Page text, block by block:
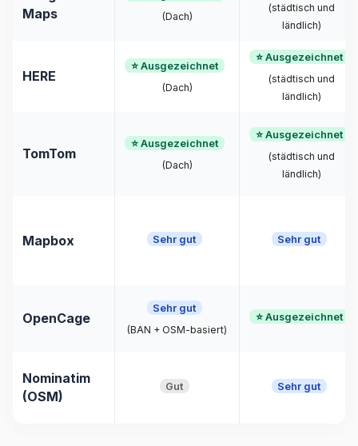
Maps
(Dach)
(städtisch und
ländlich)
HERE
⭐ Ausgezeichnet
(Dach)
⭐ Ausgezeichnet
(städtisch und
ländlich)
TomTom
⭐ Ausgezeichnet
(Dach)
⭐ Ausgezeichnet
(städtisch und
ländlich)
Mapbox Sehr gut Sehr gut
OpenCage
Sehr gut
(BAN + OSM-basiert)
⭐ Ausgezeichnet
Nominatim
(OSM)
Gut Sehr gut